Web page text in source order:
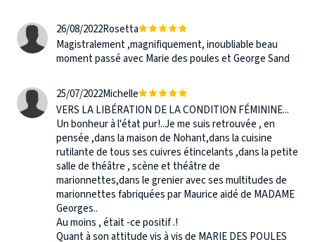
26/08/2022Rosetta
Magistralement ,magnifiquement, inoubliable beau
moment passé avec Marie des poules et George Sand
25/07/2022Michelle
VERS LA LIBÉRATION DE LA CONDITION FÉMININE...
Un bonheur à l'état pur!..Je me suis retrouvée , en
pensée ,dans la maison de Nohant,dans la cuisine
rutilante de tous ses cuivres étincelants ,dans la petite
salle de théâtre , scène et théâtre de
marionnettes,dans le grenier avec ses multitudes de
marionnettes fabriquées par Maurice aidé de MADAME
Georges..
Au moins , était -ce positif .!
Quant à son attitude vis à vis de MARIE DES POULES